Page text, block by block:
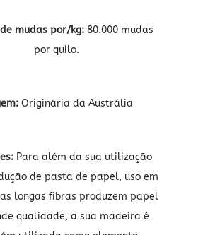
mudas por/kg: 80.000 mudas
por quilo.
Originária da Austrália
Para além da sua utilização
de pasta de papel, uso em
longas fibras produzem papel
qualidade, a sua madeira é